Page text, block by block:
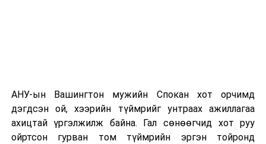
АНУ-ын Вашингтон мужийн Спокан хот орчимд
дэгдсэн ой, хээрийн түймрийг унтраах ажиллагаа
ахицтай үргэлжилж байна. Гал сөнөөгчид хот руу
ойртсон гурван том түймрийн эргэн тойронд